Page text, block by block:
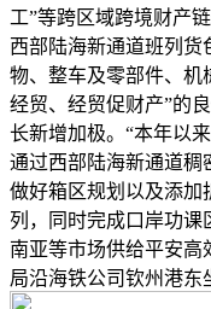
工”等跨区域跨境财产
西部陆海新通道班列货
物、整车及零部件、机
经贸、经贸促财产”的
长新增加极。“本年以
通过西部陆海新通道稠
做好箱区规划以及添加
列，同时完成口岸功课
南亚等市场供给平安高
局沿海铁公司钦州港东